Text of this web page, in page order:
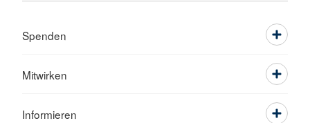
Spenden
Mitwirken
Informieren